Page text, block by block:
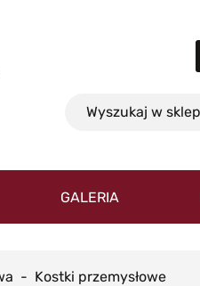
GALERIA
Kostki przemysłowe